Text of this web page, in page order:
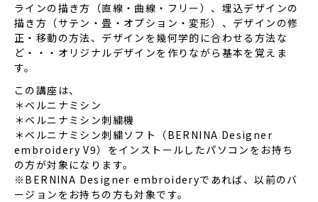
ラインの描き方（直線・曲線・フリー）、埋込デザインの
描き方（サテン・畳・オプション・変形）、デザインの修
正・移動の方法、デザインを幾何学的に合わせる方法な
ど・・・オリジナルデザインを作りながら基本を覚えま
す。
この講座は、
＊ベルニナミシン
＊ベルニナミシン刺繍機
＊ベルニナミシン刺繍ソフト（BERNINA Designer
embroidery V9）をインストールしたパソコンをお持ち
の方が対象になります。
※BERNINA Designer embroideryであれば、以前のバ
ージョンをお持ちの方も対象です。